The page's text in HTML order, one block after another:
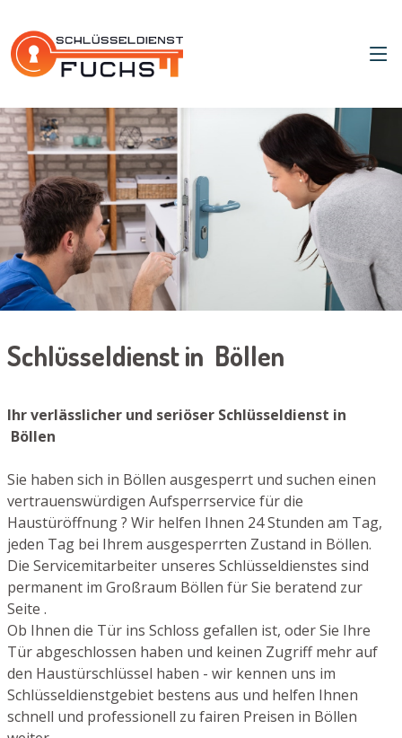
Schlüsseldienst in Böllen
Ihr verlässlicher und seriöser Schlüsseldienst in
Böllen
Sie haben sich in Böllen ausgesperrt und suchen einen
vertrauenswürdigen Aufsperrservice für die
Haustüröffnung ? Wir helfen Ihnen 24 Stunden am Tag,
jeden Tag bei Ihrem ausgesperrten Zustand in Böllen.
Die Servicemitarbeiter unseres Schlüsseldienstes sind
permanent im Großraum Böllen für Sie beratend zur
Seite .
Ob Ihnen die Tür ins Schloss gefallen ist, oder Sie Ihre
Tür abgeschlossen haben und keinen Zugriff mehr auf
den Haustürschlüssel haben - wir kennen uns im
Schlüsseldienstgebiet bestens aus und helfen Ihnen
schnell und professionell zu fairen Preisen in Böllen